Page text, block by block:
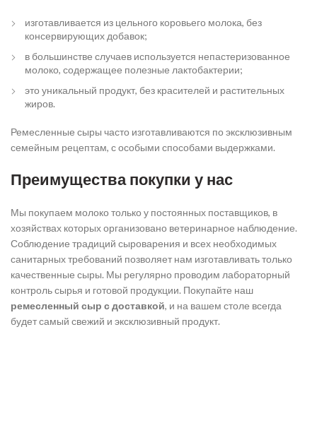
изготавливается из цельного коровьего молока, без
консервирующих добавок;
в большинстве случаев используется непастеризованное
молоко, содержащее полезные лактобактерии;
это уникальный продукт, без красителей и растительных
жиров.
Ремесленные сыры часто изготавливаются по эксклюзивным
семейным рецептам, с особыми способами выдержками.
Преимущества покупки у нас
Мы покупаем молоко только у постоянных поставщиков, в
хозяйствах которых организовано ветеринарное наблюдение.
Соблюдение традиций сыроварения и всех необходимых
санитарных требований позволяет нам изготавливать только
качественные сыры. Мы регулярно проводим лабораторный
контроль сырья и готовой продукции. Покупайте наш
ремесленный сыр с доставкой, и на вашем столе всегда
будет самый свежий и эксклюзивный продукт.